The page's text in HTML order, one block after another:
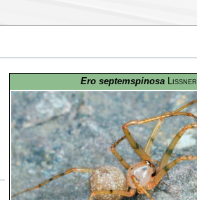
Ero septemspinosa Lissner